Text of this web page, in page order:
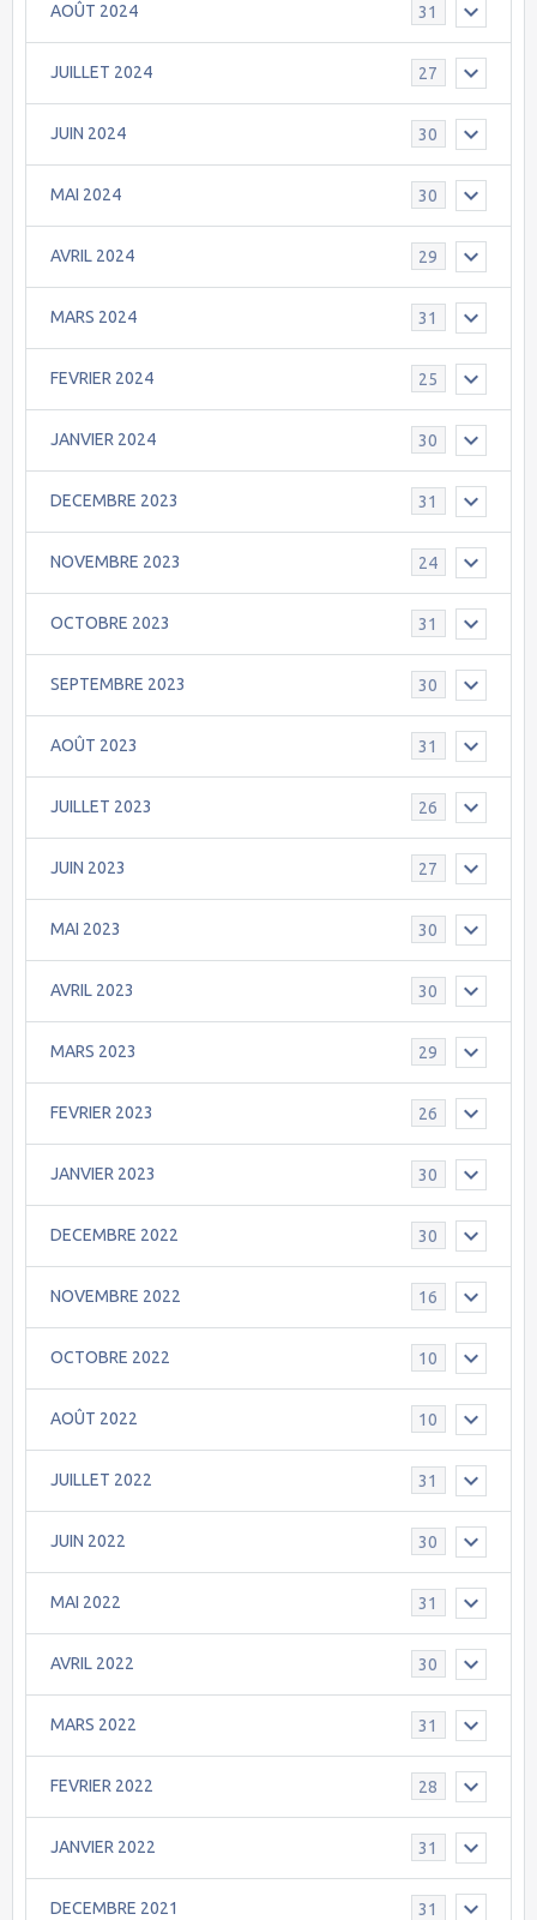
AOÛT 2024 31
JUILLET 2024 27
JUIN 2024 30
MAI 2024 30
AVRIL 2024 29
MARS 2024 31
FEVRIER 2024 25
JANVIER 2024 30
DECEMBRE 2023 31
NOVEMBRE 2023 24
OCTOBRE 2023 31
SEPTEMBRE 2023 30
AOÛT 2023 31
JUILLET 2023 26
JUIN 2023 27
MAI 2023 30
AVRIL 2023 30
MARS 2023 29
FEVRIER 2023 26
JANVIER 2023 30
DECEMBRE 2022 30
NOVEMBRE 2022 16
OCTOBRE 2022 10
AOÛT 2022 10
JUILLET 2022 31
JUIN 2022 30
MAI 2022 31
AVRIL 2022 30
MARS 2022 31
FEVRIER 2022 28
JANVIER 2022 31
DECEMBRE 2021 31